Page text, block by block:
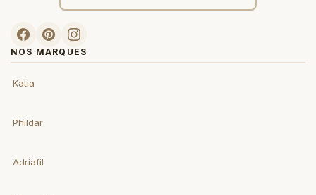
NOS MARQUES
Katia
Phildar
Adriafil